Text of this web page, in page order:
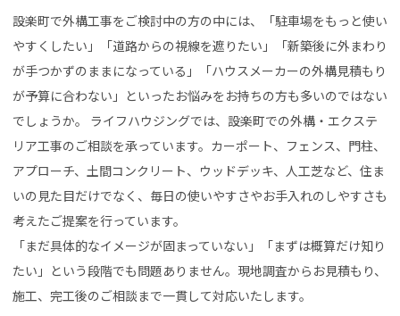
設楽町で外構工事をご検討中の方の中には、「駐車場をもっと使い
やすくしたい」「道路からの視線を遮りたい」「新築後に外まわり
が手つかずのままになっている」「ハウスメーカーの外構見積もり
が予算に合わない」といったお悩みをお持ちの方も多いのではない
でしょうか。 ライフハウジングでは、設楽町での外構・エクステ
リア工事のご相談を承っています。カーポート、フェンス、門柱、
アプローチ、土間コンクリート、ウッドデッキ、人工芝など、住ま
いの見た目だけでなく、毎日の使いやすさやお手入れのしやすさも
考えたご提案を行っています。
「まだ具体的なイメージが固まっていない」「まずは概算だけ知り
たい」という段階でも問題ありません。現地調査からお見積もり、
施工、完工後のご相談まで一貫して対応いたします。